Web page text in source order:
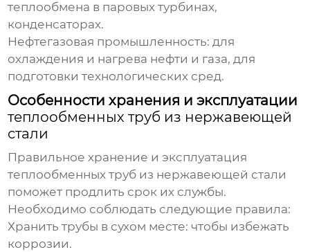
теплообмена в паровых турбинах,
конденсаторах.
Нефтегазовая промышленность: для
охлаждения и нагрева нефти и газа, для
подготовки технологических сред.
Особенности хранения и эксплуатации
теплообменных труб из нержавеющей
стали
Правильное хранение и эксплуатация
теплообменных труб из нержавеющей стали
поможет продлить срок их службы.
Необходимо соблюдать следующие правила:
Хранить трубы в сухом месте: чтобы избежать
коррозии.